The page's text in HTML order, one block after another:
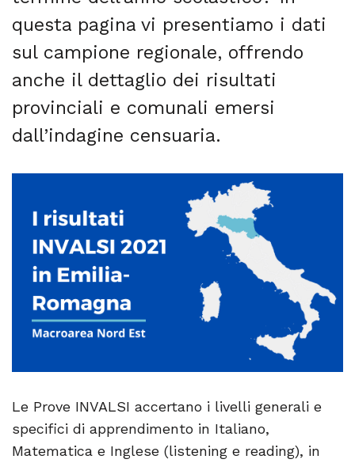
questa pagina vi presentiamo i dati
sul campione regionale, offrendo
anche il dettaglio dei risultati
provinciali e comunali emersi
dall’indagine censuaria.
Le Prove INVALSI accertano i livelli generali e
specifici di apprendimento in Italiano,
Matematica e Inglese (listening e reading), in